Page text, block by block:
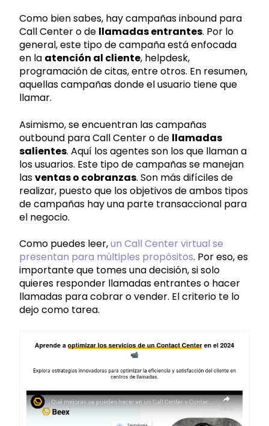
Como bien sabes, hay campañas inbound para
Call Center o de llamadas entrantes. Por lo
general, este tipo de campaña está enfocada
en la atención al cliente, helpdesk,
programación de citas, entre otros. En resumen,
aquellas campañas donde el usuario tiene que
llamar.
Asimismo, se encuentran las campañas
outbound para Call Center o de llamadas
salientes. Aquí los agentes son los que llaman a
los usuarios. Este tipo de campañas se manejan
lasventas o cobranzas. Son más difíciles de
realizar, puesto que los objetivos de ambos tipos
de campañas hay una parte transaccional para
el negocio.
Como puedes leer,un Call Center virtual se
presentan para múltiples propósitos. Por eso, es
importante que tomes una decisión, si solo
quieres responder llamadas entrantes o hacer
llamadas para cobrar o vender. El criterio te lo
dejo como tarea.